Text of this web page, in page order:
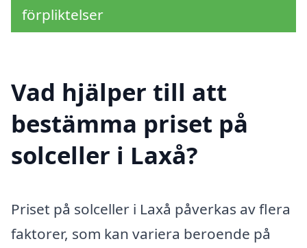
förpliktelser
Vad hjälper till att
bestämma priset på
solceller i Laxå?
Priset på solceller i Laxå påverkas av flera
faktorer, som kan variera beroende på